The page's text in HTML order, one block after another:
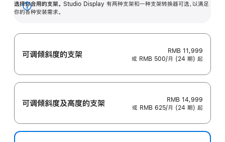
选择你合用的支架。 Studio Display 有两种支架和一种支架转换器可选，以满足
你的各种安装需求。
展
可调倾斜度的支架
RMB 11,999
或 RMB 500/月 (24 期) 起
可调倾斜度及高‍度的支‍架
RMB 14,999
或 RMB 625/月 (24 期) 起